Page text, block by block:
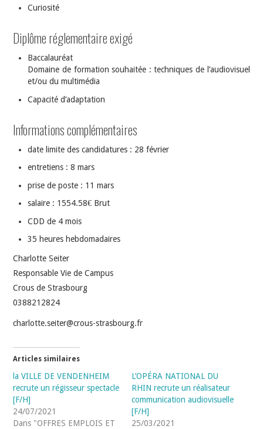
Curiosité
Diplôme réglementaire exigé
Baccalauréat
Domaine de formation souhaitée : techniques de l’audiovisuel
et/ou du multimédia
Capacité d’adaptation
Informations complémentaires
date limite des candidatures : 28 février
entretiens : 8 mars
prise de poste : 11 mars
salaire : 1554.58€ Brut
CDD de 4 mois
35 heures hebdomadaires
Charlotte Seiter
Responsable Vie de Campus
Crous de Strasbourg
0388212824
charlotte.seiter@crous-strasbourg.fr
Articles similaires
la VILLE DE VENDENHEIM
recrute un régisseur spectacle
[F/H]
24/07/2021
Dans "OFFRES EMPLOIS ET
L’OPÉRA NATIONAL DU
RHIN recrute un réalisateur
communication audiovisuelle
[F/H]
25/03/2021